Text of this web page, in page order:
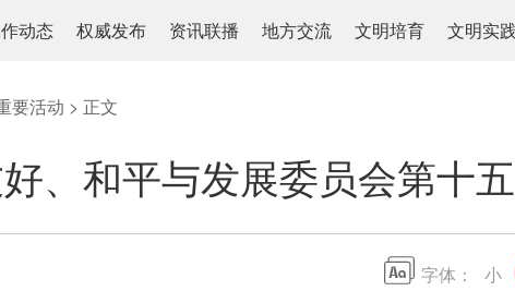
动态 权威发布 资讯联播 地方交流 文明培育 文明实
要活动 > 正文
、和平与发展委员会第十
字体： 小